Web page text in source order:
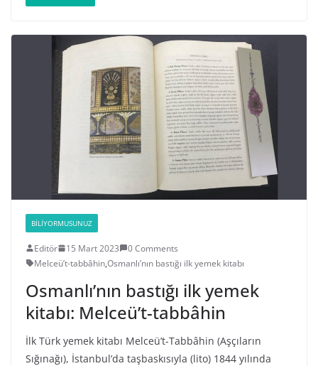
BILIYORMUSUNUZ
Editör 15 Mart 2023
0 Comments
Melceü’t-tabbâhin,Osmanlı’nın bastığı ilk yemek kitabı
Osmanlı’nın bastığı ilk yemek
kitabı: Melceü’t-tabbâhin
İlk Türk yemek kitabı Melceü’t-Tabbâhin (Aşçıların
Sığınağı), İstanbul’da taşbaskısıyla (lito) 1844 yılında